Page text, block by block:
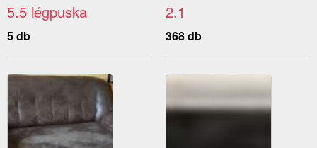
5.5 légpuska
5 db
2.1
368 db